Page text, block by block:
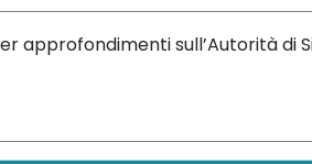
approfondimenti sull’Autorità di